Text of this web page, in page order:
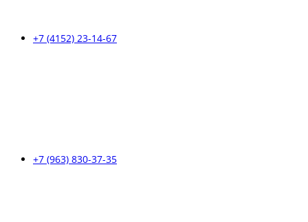
+7 (4152) 23-14-67
+7 (963) 830-37-35